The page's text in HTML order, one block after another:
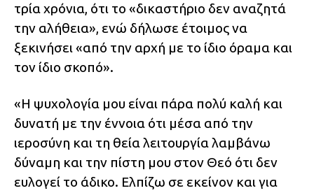
τρία χρόνια, ότι το «δικαστήριο δεν αναζητά
την αλήθεια», ενώ δήλωσε έτοιμος να
ξεκινήσει «από την αρχή με το ίδιο όραμα και
τον ίδιο σκοπό».
«Η ψυχολογία μου είναι πάρα πολύ καλή και
δυνατή με την έννοια ότι μέσα από την
ιεροσύνη και τη θεία λειτουργία λαμβάνω
δύναμη και την πίστη μου στον Θεό ότι δεν
ευλογεί το άδικο. Ελπίζω σε εκείνον και για